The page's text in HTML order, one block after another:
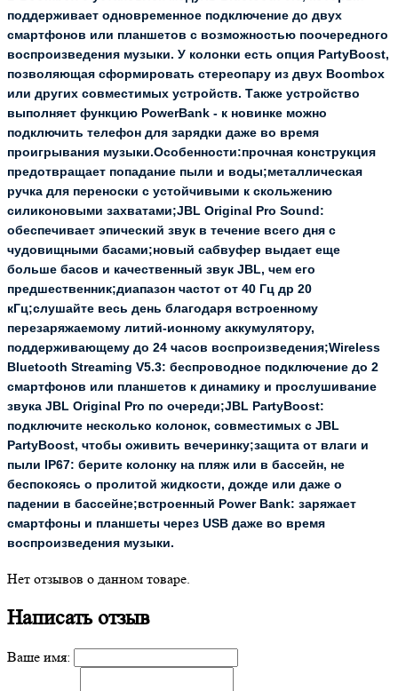
поддерживает одновременное подключение до двух
смартфонов или планшетов с возможностью поочередного
воспроизведения музыки. У колонки есть опция PartyBoost,
позволяющая сформировать стереопару из двух Boombox
или других совместимых устройств. Также устройство
выполняет функцию PowerBank - к новинке можно
подключить телефон для зарядки даже во время
проигрывания музыки.Особенности:прочная конструкция
предотвращает попадание пыли и воды;металлическая
ручка для переноски с устойчивыми к скольжению
силиконовыми захватами;JBL Original Pro Sound:
обеспечивает эпический звук в течение всего дня с
чудовищными басами;новый сабвуфер выдает еще
больше басов и качественный звук JBL, чем его
предшественник;диапазон частот от 40 Гц др 20
кГц;слушайте весь день благодаря встроенному
перезаряжаемому литий-ионному аккумулятору,
поддерживающему до 24 часов воспроизведения;Wireless
Bluetooth Streaming V5.3: беспроводное подключение до 2
смартфонов или планшетов к динамику и прослушивание
звука JBL Original Pro по очереди;JBL PartyBoost:
подключите несколько колонок, совместимых с JBL
PartyBoost, чтобы оживить вечеринку;защита от влаги и
пыли IP67: берите колонку на пляж или в бассейн, не
беспокоясь о пролитой жидкости, дожде или даже о
падении в бассейне;встроенный Power Bank: заряжает
смартфоны и планшеты через USB даже во время
воспроизведения музыки.
Нет отзывов о данном товаре.
Написать отзыв
Ваше имя: